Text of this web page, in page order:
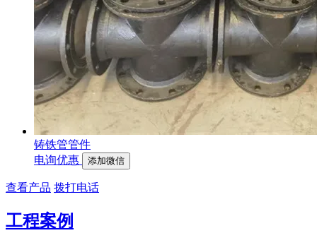
铸铁管管件
电询优惠
添加微信
查看产品 拨打电话
工程案例